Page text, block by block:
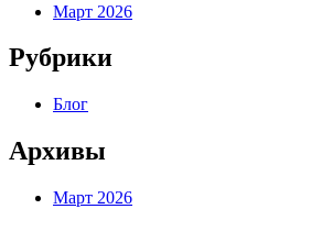
Март 2026
Рубрики
Блог
Архивы
Март 2026